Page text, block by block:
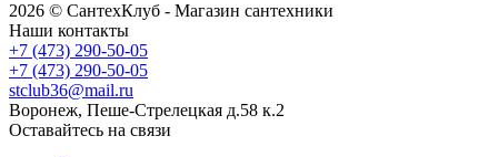
2026 © СантехКлуб - Магазин сантехники
Наши контакты
+7 (473) 290-50-05
+7 (473) 290-50-05
stclub36@mail.ru
Воронеж, Пеше-Стрелецкая д.58 к.2
Оставайтесь на связи